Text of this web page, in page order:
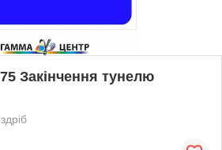
Закінчення тунелю